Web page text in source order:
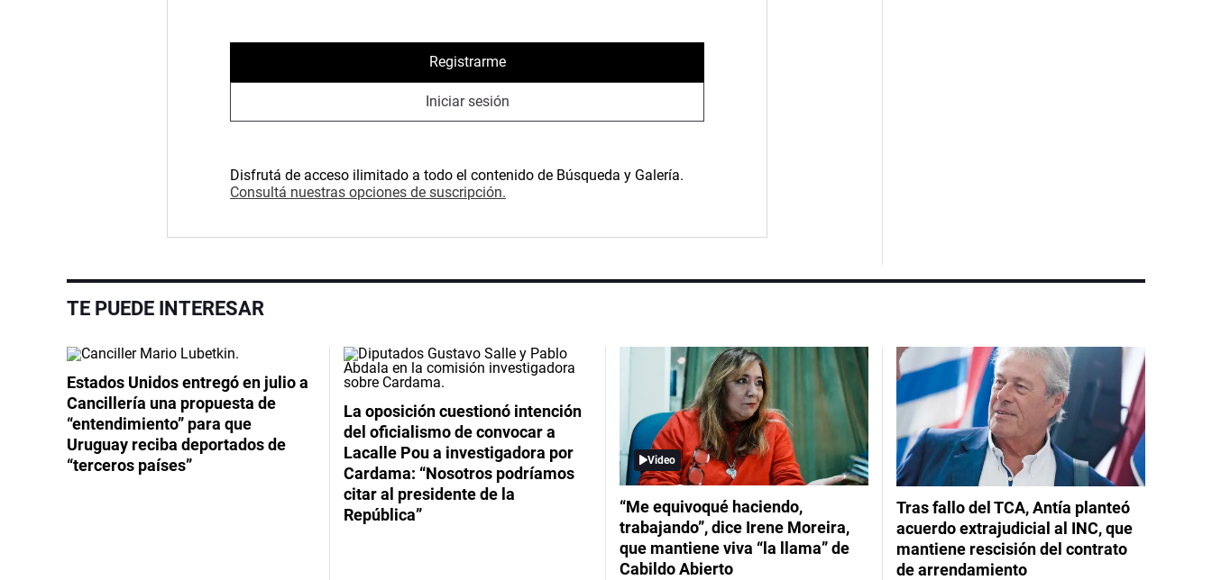
Registrarme
Iniciar sesión
Disfrutá de acceso ilimitado a todo el contenido de Búsqueda y Galería.
Consultá nuestras opciones de suscripción.
TE PUEDE INTERESAR
Estados Unidos entregó en julio a
Cancillería una propuesta de
“entendimiento” para que
Uruguay reciba deportados de
“terceros países”
La oposición cuestionó intención
del oficialismo de convocar a
Lacalle Pou a investigadora por
Cardama: “Nosotros podríamos
citar al presidente de la
República”
Video
“Me equivoqué haciendo,
trabajando”, dice Irene Moreira,
que mantiene viva “la llama” de
Cabildo Abierto
Tras fallo del TCA, Antía planteó
acuerdo extrajudicial al INC, que
mantiene rescisión del contrato
de arrendamiento